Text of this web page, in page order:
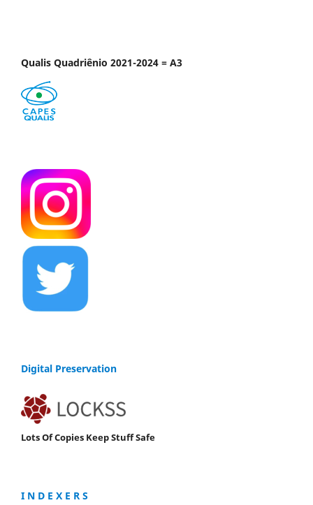
Qualis Quadriênio 2021-2024 = A3
Digital Preservation
Lots Of Copies Keep Stuff Safe
I N D E X E R S